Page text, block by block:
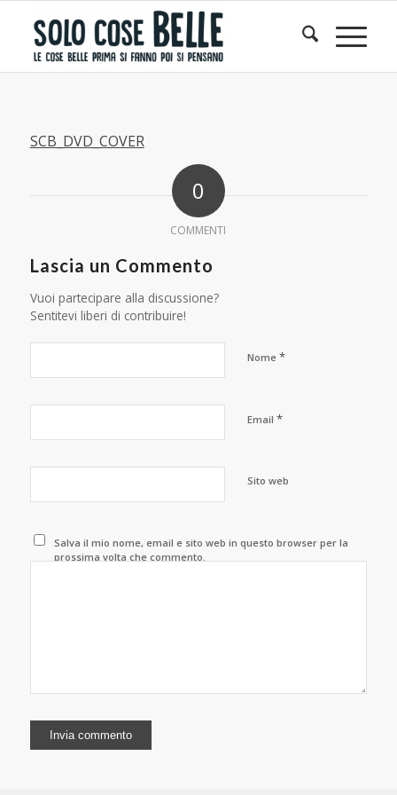
SCB_DVD_COVER
0
COMMENTI
Lascia un Commento
Vuoi partecipare alla discussione?
Sentitevi liberi di contribuire!
Nome *
Email *
Sito web
Salva il mio nome, email e sito web in questo browser per la
prossima volta che commento.